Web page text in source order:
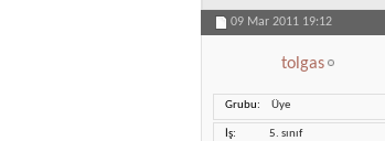
09 Mar 2011 19:12
tolgas
Grubu Üye
İş 5. sınıf